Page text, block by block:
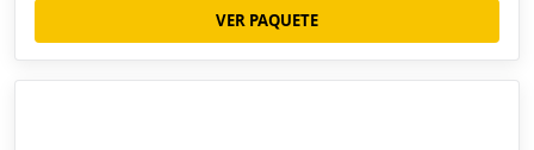
VER PAQUETE